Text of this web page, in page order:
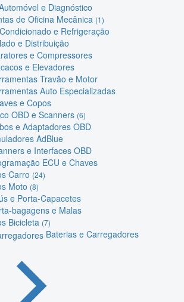
e Diagnóstico
de Oficina Mecânica (1)
e Refrigeração
e Distribuição
e Compressores
e Elevadores
Travão e Motor
Auto Especializadas
e Copos
OBD e Scanners (6)
e Adaptadores OBD
AdBlue
e Interfaces OBD
ECU e Chaves
Carro (24)
Moto (8)
e Porta-Capacetes
bagagens e Malas
Bicicleta (7)
Baterias e Carregadores